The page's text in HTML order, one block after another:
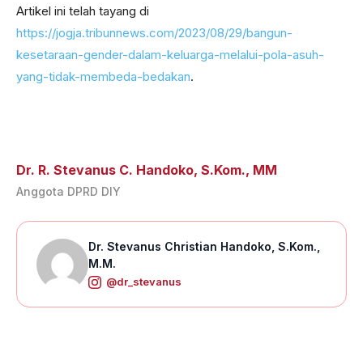
Artikel ini telah tayang di
https://jogja.tribunnews.com/2023/08/29/bangun-
kesetaraan-gender-dalam-keluarga-melalui-pola-asuh-
yang-tidak-membeda-bedakan.
Dr. R. Stevanus C. Handoko, S.Kom., MM
Anggota DPRD DIY
Dr. Stevanus Christian Handoko, S.Kom.,
M.M.
@dr_stevanus